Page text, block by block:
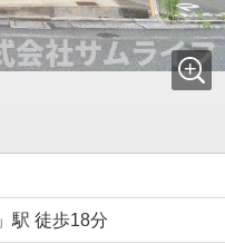
」駅 徒歩18分